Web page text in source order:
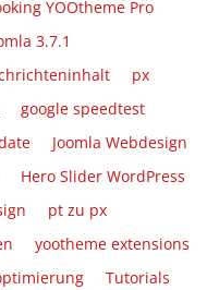
YOOtheme Pro
3.7.1
px
google speedtest
Joomla Webdesign
Hero Slider WordPress
pt zu px
yootheme extensions
Tutorials